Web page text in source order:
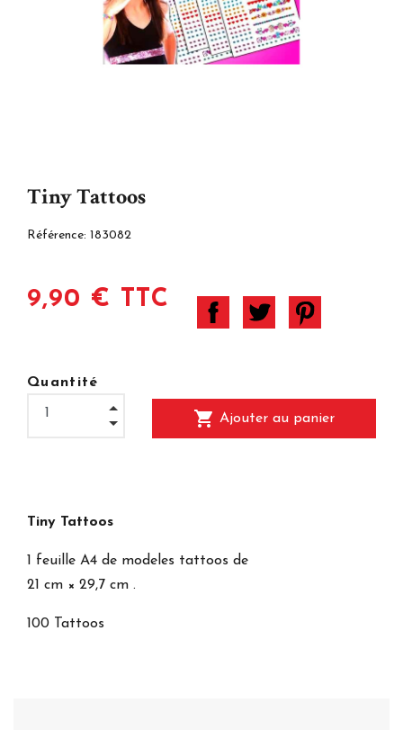
Tiny Tattoos
Référence: 183082
9,90 € TTC
Quantité
shopping_cart Ajouter au panier
Tiny Tattoos
1 feuille A4 de modeles tattoos de
21 cm × 29,7 cm .
100 Tattoos